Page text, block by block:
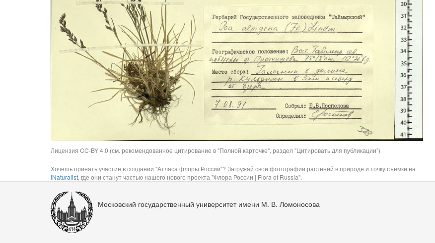
Лицензия CC-BY 4.0 (см. рекомендованное цитирование в "Полной карточке", раздел "Цитировать для публикации")
Хочешь принять участие в создании "Атласа флоры России"? Загружай свои фотографии растений в природе и точку съемки на
iNaturalist, где они станут частью нашего нового проекта "Флора России | Flora of Russia".
Московский государственный университет имени М. В. Ломоносова